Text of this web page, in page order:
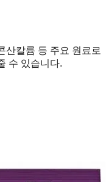
산칼륨 등 주요 원료로
수 있습니다.